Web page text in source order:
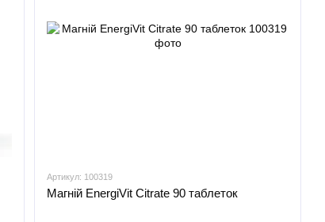
Артикул: 100319
Магній EnergiVit Citrate 90 таблеток